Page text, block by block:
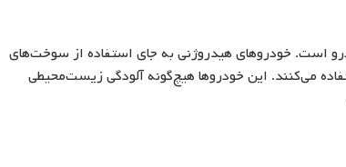
است. خودروهای هیدروژنی به جای استفاده از سوخت‌های
می‌کنند. این خودروها هیچ‌گونه آلودگی زیست‌محیطی